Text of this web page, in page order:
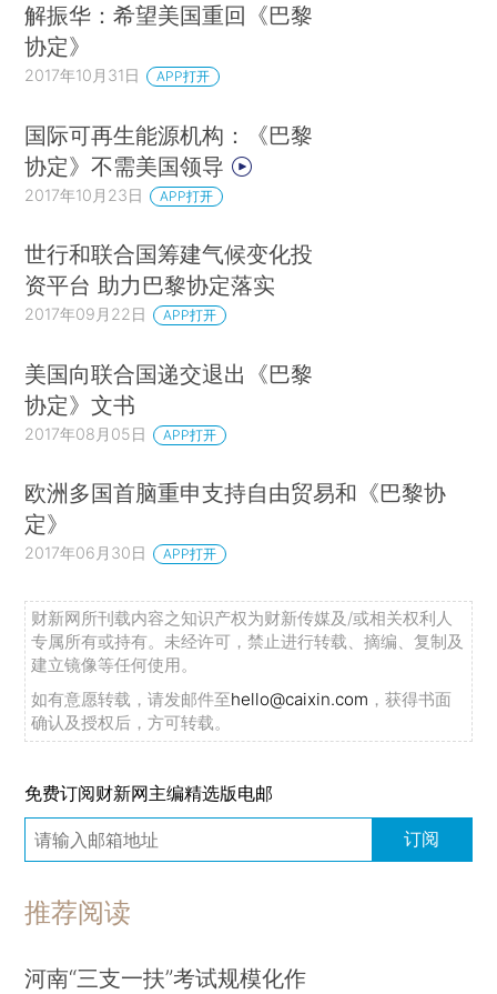
解振华：希望美国重回《巴黎
协定》
2017年10月31日 APP打开
国际可再生能源机构：《巴黎
协定》不需美国领导
2017年10月23日 APP打开
世行和联合国筹建气候变化投
资平台 助力巴黎协定落实
2017年09月22日 APP打开
美国向联合国递交退出《巴黎
协定》文书
2017年08月05日 APP打开
欧洲多国首脑重申支持自由贸易和《巴黎协
定》
2017年06月30日 APP打开
财新网所刊载内容之知识产权为财新传媒及/或相关权利人
专属所有或持有。未经许可，禁止进行转载、摘编、复制及
建立镜像等任何使用。
如有意愿转载，请发邮件至hello@caixin.com ，获得书面
确认及授权后，方可转载。
免费订阅财新网主编精选版电邮
订阅
推荐阅读
河南“三支一扶”考试规模化作